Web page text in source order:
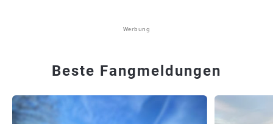
Werbung
Beste Fangmeldungen